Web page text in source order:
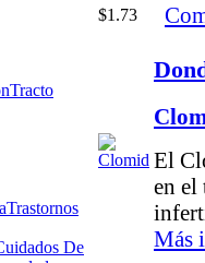
Tracto
Trastornos
De
$1.73
El
en el
Más